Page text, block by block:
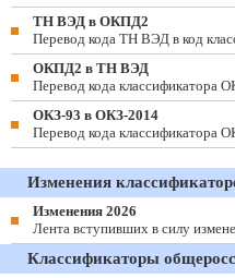
ТН ВЭД в ОКПД2
Перевод кода ТН ВЭД в код
ОКПД2 в ТН ВЭД
Перевод кода
ОКЗ-93 в ОКЗ-2014
Перевод кода классификатора
Изменения
Изменения 2026
Лента вступивших в силу
Классификаторы